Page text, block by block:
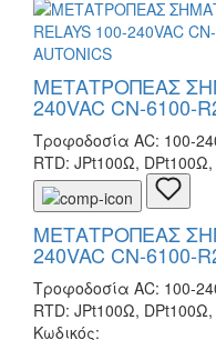
ΜΕΤΑΤΡΟΠΕΑΣ
240VAC CN-6100-
Τροφοδοσία AC: 100-
RTD: JPt100Ω,
ΜΕΤΑΤΡΟΠΕΑΣ
240VAC CN-6100-
Τροφοδοσία AC: 100-
RTD: JPt100Ω,
Κωδικός: